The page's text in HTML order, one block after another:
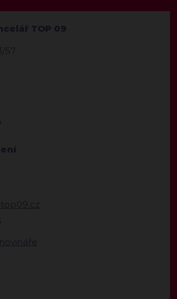
TOP 09
57